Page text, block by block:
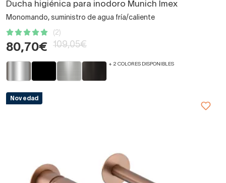
Ducha higiénica para inodoro Munich Imex
Monomando, suministro de agua fría/caliente
(2)
80,70€ 109,05€
+ 2 COLORES DISPONIBLES
Novedad